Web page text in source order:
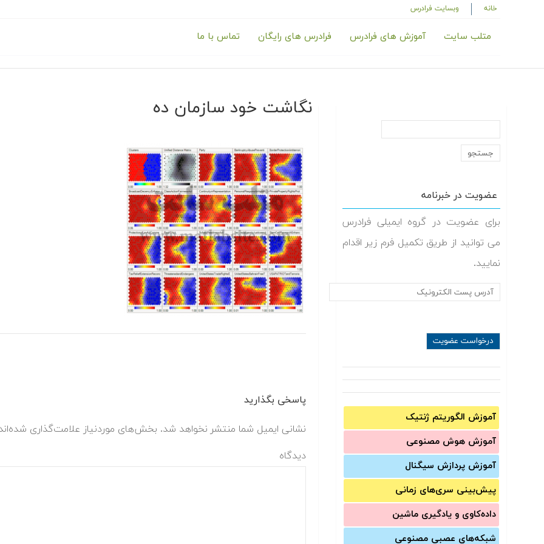
خانه وبسایت فرادرس
متلب سایت آموزش های فرادرس فرادرس های رایگان تماس با ما
عضویت در خبرنامه
برای عضویت در گروه ایمیلی فرادرس
می توانید از طریق تکمیل فرم زیر اقدام
نمایید.
آموزش الگوریتم ژنتیک
آموزش‌ هوش مصنوعی
آموزش‌ پردازش سیگنال
پیش‌‌بینی سری‌‌های زمانی
داده‌کاوی و یادگیری ماشین
شبکه‌های عصبی مصنوعی
نگاشت خود سازمان ده
پاسخی بگذارید
نشانی ایمیل شما منتشر نخواهد شد. بخش‌های موردنیاز علامت‌گذاری
دیدگاه